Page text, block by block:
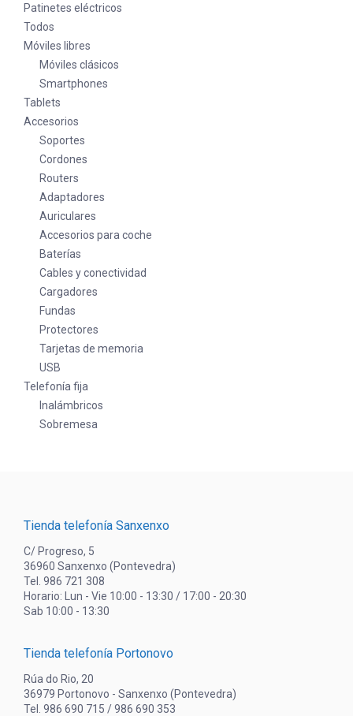
Patinetes eléctricos
Todos
Móviles libres
Móviles clásicos
Smartphones
Tablets
Accesorios
Soportes
Cordones
Routers
Adaptadores
Auriculares
Accesorios para coche
Baterías
Cables y conectividad
Cargadores
Fundas
Protectores
Tarjetas de memoria
USB
Telefonía fija
Inalámbricos
Sobremesa
Tienda telefonía Sanxenxo
C/ Progreso, 5
36960 Sanxenxo (Pontevedra)
Tel. 986 721 308
Horario: Lun - Vie 10:00 - 13:30 / 17:00 - 20:30
Sab 10:00 - 13:30
Tienda telefonía Portonovo
Rúa do Rio, 20
36979 Portonovo - Sanxenxo (Pontevedra)
Tel. 986 690 715 / 986 690 353